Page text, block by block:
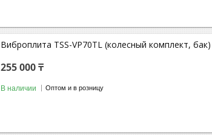
Виброплита TSS-VP70TL (колесный комплект, бак)
255 000 ₸
В наличии Оптом и в розницу